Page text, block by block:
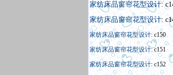
家纺床品窗帘花型设计:
家纺床品窗帘花型设计:
家纺床品窗帘花型设计: c150
家纺床品窗帘花型设计: c151
家纺床品窗帘花型设计: c152